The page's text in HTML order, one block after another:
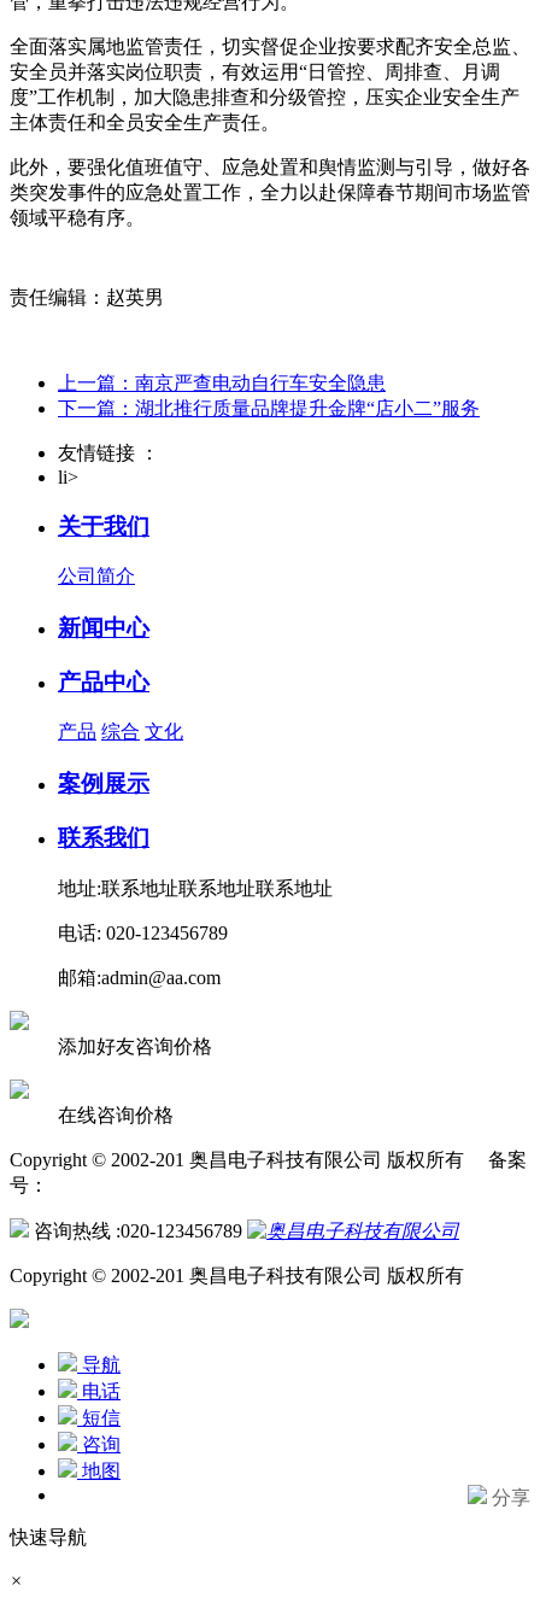
全面落实属地监管责任，切实督促企业按要求配齐安全总监、
安全员并落实岗位职责，有效运用“日管控、周排查、月调
度”工作机制，加大隐患排查和分级管控，压实企业安全生产
主体责任和全员安全生产责任。
此外，要强化值班值守、应急处置和舆情监测与引导，做好各
类突发事件的应急处置工作，全力以赴保障春节期间市场监管
领域平稳有序。
责任编辑：赵英男
上一篇：南京严查电动自行车安全隐患
下一篇：湖北推行质量品牌提升金牌“店小二”服务
友情链接 ：
li>
关于我们
公司简介
新闻中心
产品中心
产品 综合 文化
案例展示
联系我们
地址:联系地址联系地址联系地址
电话: 020-123456789
邮箱:admin@aa.com
添加好友咨询价格
在线咨询价格
Copyright © 2002-201 奥昌电子科技有限公司 版权所有 备案
号：
咨询热线 :020-123456789
Copyright © 2002-201 奥昌电子科技有限公司 版权所有
导航
电话
短信
咨询
地图
分享
快速导航
×